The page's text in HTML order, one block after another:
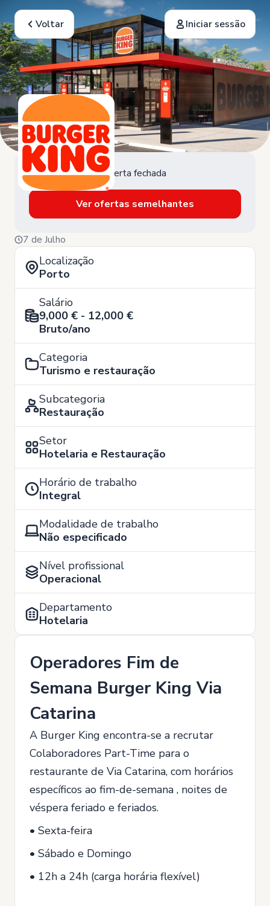
Voltar Iniciar sessão
Oferta fechada
Ver ofertas semelhantes
7 de Julho
Localização
Porto
Salário
9,000 € - 12,000 €
Bruto/ano
Categoria
Turismo e restauração
Subcategoria
Restauração
Setor
Hotelaria e Restauração
Horário de trabalho
Integral
Modalidade de trabalho
Não especificado
Nível profissional
Operacional
Departamento
Hotelaria
Operadores Fim de
Semana Burger King Via
Catarina
A Burger King encontra-se a recrutar
Colaboradores Part-Time para o
restaurante de Via Catarina, com horários
específicos ao fim-de-semana , noites de
véspera feriado e feriados.
• Sexta-feira
• Sábado e Domingo
• 12h a 24h (carga horária flexível)